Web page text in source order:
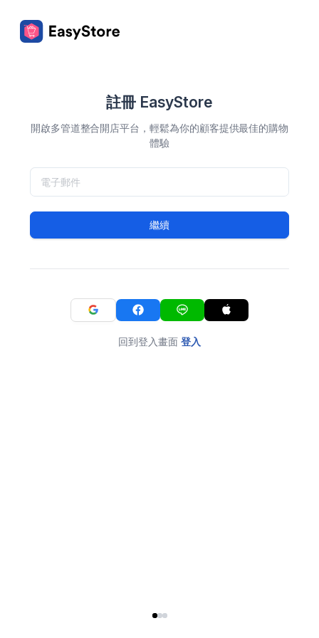
註冊 EasyStore
開啟多管道整合開店平台，輕鬆為你的顧客提供最佳的購物
體驗
繼續
回到登入畫面 登入